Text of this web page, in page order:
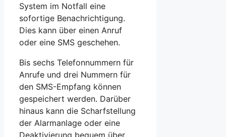
System im Notfall eine
sofortige Benachrichtigung.
Dies kann über einen Anruf
oder eine SMS geschehen.
Bis sechs Telefonnummern für
Anrufe und drei Nummern für
den SMS-Empfang können
gespeichert werden. Darüber
hinaus kann die Scharfstellung
der Alarmanlage oder eine
Deaktivierung bequem über